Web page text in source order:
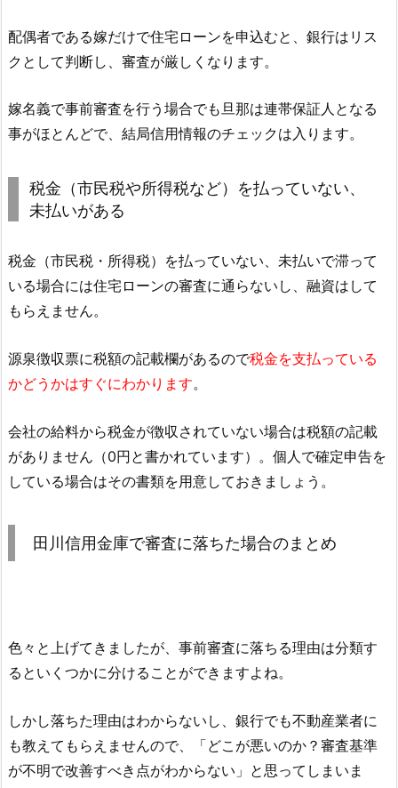
配偶者である嫁だけで住宅ローンを申込むと、銀行はリス
クとして判断し、審査が厳しくなります。
嫁名義で事前審査を行う場合でも旦那は連帯保証人となる
事がほとんどで、結局信用情報のチェックは入ります。
税金（市民税や所得税など）を払っていない、
未払いがある
税金（市民税・所得税）を払っていない、未払いで滞って
いる場合には住宅ローンの審査に通らないし、融資はして
もらえません。
源泉徴収票に税額の記載欄があるので税金を支払っている
かどうかはすぐにわかります。
会社の給料から税金が徴収されていない場合は税額の記載
がありません（0円と書かれています）。個人で確定申告を
している場合はその書類を用意しておきましょう。
田川信用金庫で審査に落ちた場合のまとめ
色々と上げてきましたが、事前審査に落ちる理由は分類す
るといくつかに分けることができますよね。
しかし落ちた理由はわからないし、銀行でも不動産業者に
も教えてもらえませんので、「どこが悪いのか？審査基準
が不明で改善すべき点がわからない」と思ってしまいま